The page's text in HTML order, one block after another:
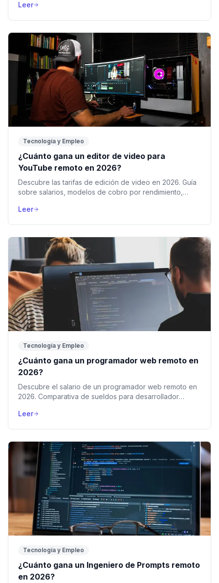
experiencia.
Leer
Tecnología y Empleo
¿Cuánto gana un editor de video para
YouTube remoto en 2026?
Descubre las tarifas de edición de video en 2026. Guía
sobre salarios, modelos de cobro por rendimiento,
Leer
Tecnología y Empleo
¿Cuánto gana un programador web remoto en
2026?
Descubre el salario de un programador web remoto en
2026. Comparativa de sueldos para desarrollador
Leer
Tecnología y Empleo
¿Cuánto gana un Ingeniero de Prompts remoto
en 2026?